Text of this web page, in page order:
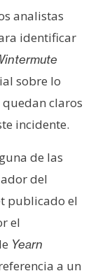
analistas
identificar
sobre lo
claros
incidente.
de las
del
publicado el
el
Yearn
a un